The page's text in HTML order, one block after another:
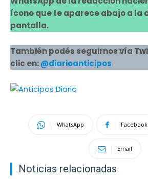
ícono que te aparece abajo a la
pantalla.
También podés seguirnos vía
clic en:@diarioanticipos
WhatsApp Facebook
Email
Noticias relacionadas